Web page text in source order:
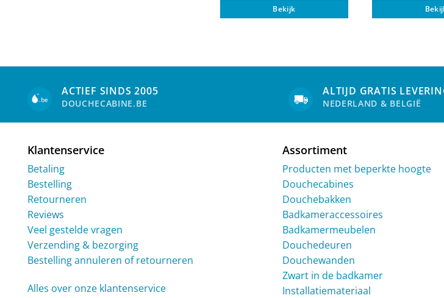
Bekijk
ACTIEF SINDS 2005
DOUCHECABINE.BE
ALTIJD GRATIS
NEDERLAND & BELGIË
Klantenservice
Betaling
Bestelling
Retourneren
Reviews
Veel gestelde vragen
Verzending & bezorging
Bestelling annuleren of retourneren
Alles over onze klantenservice
Assortiment
Producten met beperkte hoogte
Douchecabines
Douchebakken
Badkameraccessoires
Badkamermeubelen
Douchedeuren
Douchewanden
Zwart in de badkamer
Installatiemateriaal